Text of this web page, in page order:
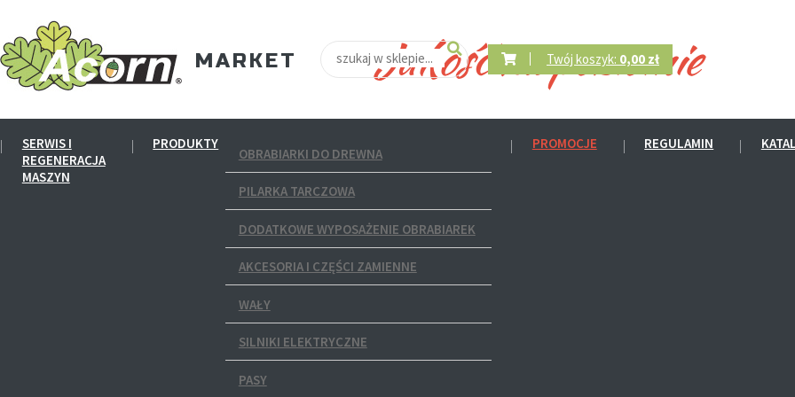
Twój koszyk: 0,00 zł
SERWIS I
REGENERACJA
MASZYN
PRODUKTY
OBRABIARKI DO DREWNA
PILARKA TARCZOWA
DODATKOWE WYPOSAŻENIE OBRABIAREK
AKCESORIA I CZĘŚCI ZAMIENNE
WAŁY
SILNIKI ELEKTRYCZNE
PASY
PROMOCJE REGULAMIN